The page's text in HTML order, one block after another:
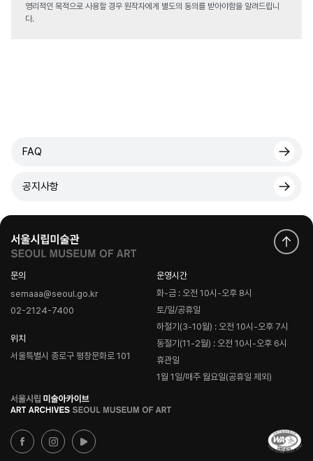
영리적인 목적으로 사용할 경우 원작자에게 별도의 동의를 받아야함을 알려드립니
다.
FAQ
공지사항
문의
semaaa@seoul.go.kr
02-2124-7400
위치
서울특별시 종로구 평창문화로 101
운영시간
화-금 : 오전 10시-오후 8시
토/일/공휴일
하절기(3-10월) : 오전 10시-오후 7시
동절기(11-2월) : 오전 10시-오후 6시
휴관일
1월 1일/매주 월요일(공휴일 제외)
로
고